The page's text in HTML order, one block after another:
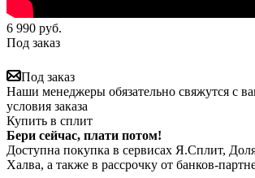
6 990 руб.
Под заказ
Под заказ
Наши менеджеры обязательно свяжутся с
условия заказа
Купить в сплит
Бери сейчас, плати потом!
Доступна покупка в сервисах Я.Сплит,
Халва, а также в рассрочку от банков-